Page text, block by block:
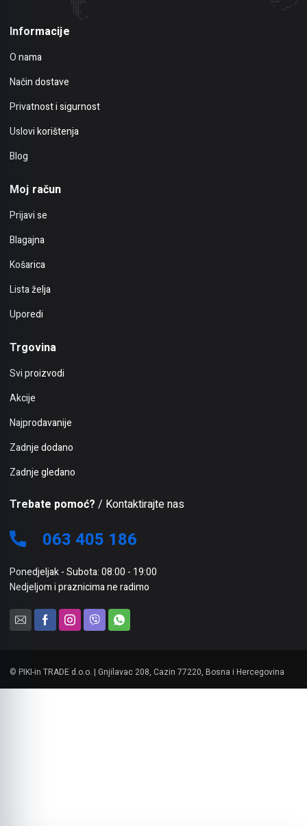
Informacije
O nama
Način dostave
Privatnost i sigurnost
Uslovi korištenja
Blog
Moj račun
Prijavi se
Blagajna
Košarica
Lista želja
Uporedi
Trgovina
Svi proizvodi
Akcije
Najprodavanije
Zadnje dodano
Zadnje gledano
Trebate pomoć? / Kontaktirajte nas
063 405 186
Ponedjeljak - Subota: 08:00 - 19:00
Nedjeljom i praznicima ne radimo
© PIKI-in TRADE d.o.o. | Gnjilavac 208, Cazin 77220, Bosna i Hercegovina